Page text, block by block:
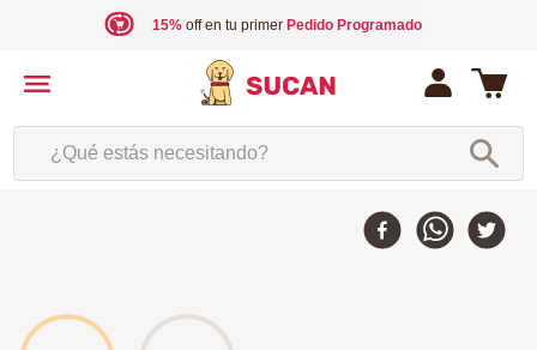
15%off en tu primer Pedido Programado
¿Qué estás necesitando?